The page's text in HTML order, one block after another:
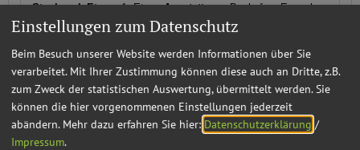
Stockwerk Etage:1. EtageAusstattung:Backofen, Essecke,
Fernseher, Gefrierschrank, Geschirrspüler, Heizung,
Internetanschluss im Zimmer, Kaffee und Teekocher,
Kaffeemaschine, Küchenzeile, Mikrowelle,
Nichtraucherzimmer, Rauchmelder, Toaster, Waschmaschine,
Wireless Lan im Zimmer, Wohnküche, Zimmer mit
VerbindungstürSanitär:WC und Dusche
Größe (Quadratmeter): 55
Mindestaufenthalt: 3 Nächte
Einstellungen zum Datenschutz
Beim Besuch unserer Website werden Informationen über Sie
verarbeitet. Mit Ihrer Zustimmung können diese auch an Dritte, z.B.
zum Zweck der statistischen Auswertung, übermittelt werden. Sie
können die hier vorgenommenen Einstellungen jederzeit
abändern. Mehr dazu erfahren Sie hier: Datenschutzerklärung /
Impressum.